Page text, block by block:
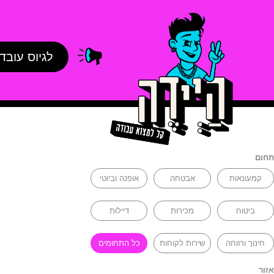
לגיוס
תחום
קמעונאות אבטחה אופנה וביוטי
ביטוח מכירות דיילות
חינוך ורווחה שירות לקוחות כל התחומים
אזור